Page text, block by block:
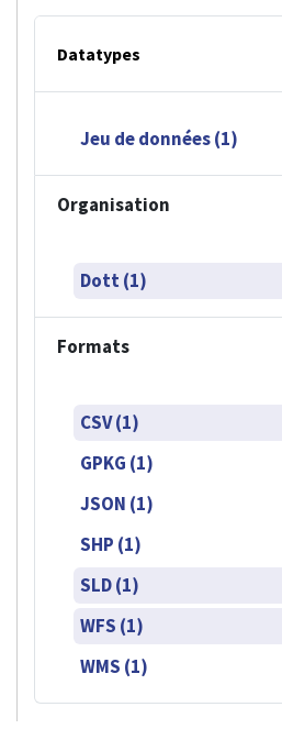
Datatypes
Jeu de données (1)
Organisation
Dott (1)
Formats
CSV (1)
GPKG (1)
JSON (1)
SHP (1)
SLD (1)
WFS (1)
WMS (1)